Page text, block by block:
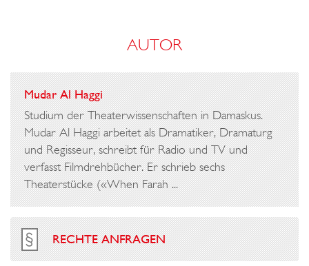
AUTOR
Mudar Al Haggi
Studium der Theaterwissenschaften in Damaskus.
Mudar Al Haggi arbeitet als Dramatiker, Dramaturg
und Regisseur, schreibt für Radio und TV und
verfasst Filmdrehbücher. Er schrieb sechs
Theaterstücke («When Farah ...
RECHTE ANFRAGEN